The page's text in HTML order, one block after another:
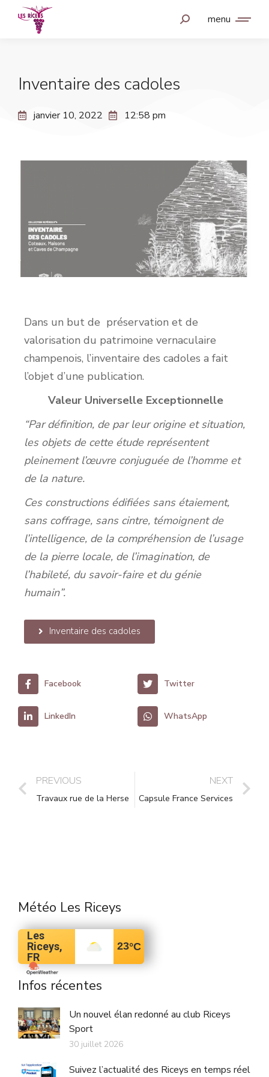
menu
Inventaire des cadoles
janvier 10, 2022 12:58 pm
Dans un but de préservation et de
valorisation du patrimoine vernaculaire
champenois, l’inventaire des cadoles a fait
l’objet d’une publication.
Valeur Universelle Exceptionnelle
“Par définition, de par leur origine et situation,
les objets de cette étude représentent
pleinement l’œuvre conjuguée de l’homme et
de la nature.
Ces constructions édifiées sans étaiement,
sans coffrage, sans cintre, témoignent de
l’intelligence, de la compréhension de l’usage
de la pierre locale, de l’imagination, de
l’habileté, du savoir-faire et du génie
humain”.
Inventaire des cadoles
Facebook Twitter
LinkedIn WhatsApp
PREVIOUS
Travaux rue de la Herse
NEXT
Capsule France Services
Météo Les Riceys
Les
Riceys,
FR
23°C
Infos récentes
Un nouvel élan redonné au club Riceys
Sport
30 juillet 2026
Suivez l’actualité des Riceys en temps réel